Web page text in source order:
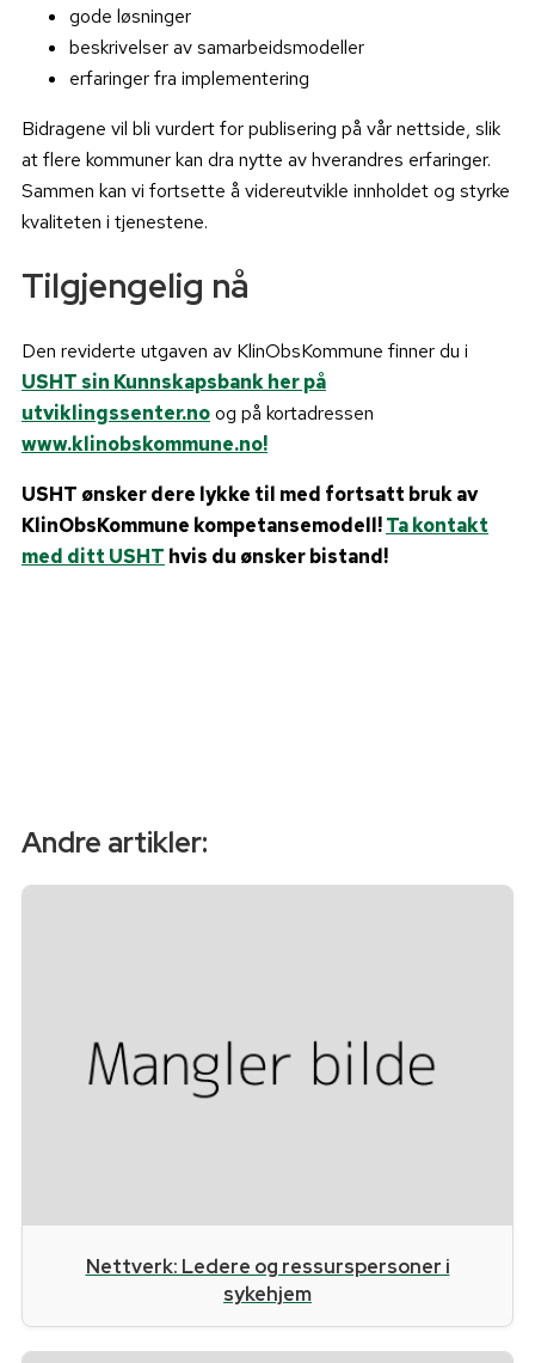
gode løsninger
beskrivelser av samarbeidsmodeller
erfaringer fra implementering
Bidragene vil bli vurdert for publisering på vår nettside, slik
at flere kommuner kan dra nytte av hverandres erfaringer.
Sammen kan vi fortsette å videreutvikle innholdet og styrke
kvaliteten i tjenestene.
Tilgjengelig nå
Den reviderte utgaven av KlinObsKommune finner du i
USHT sin Kunnskapsbank her på
utviklingssenter.noog på kortadressen
www.klinobskommune.no!
USHT ønsker dere lykke til med fortsatt bruk av
KlinObsKommune kompetansemodell!Ta kontakt
med ditt USHT hvis du ønsker bistand!
Andre artikler:
Nettverk: Ledere og ressurspersoner i
sykehjem